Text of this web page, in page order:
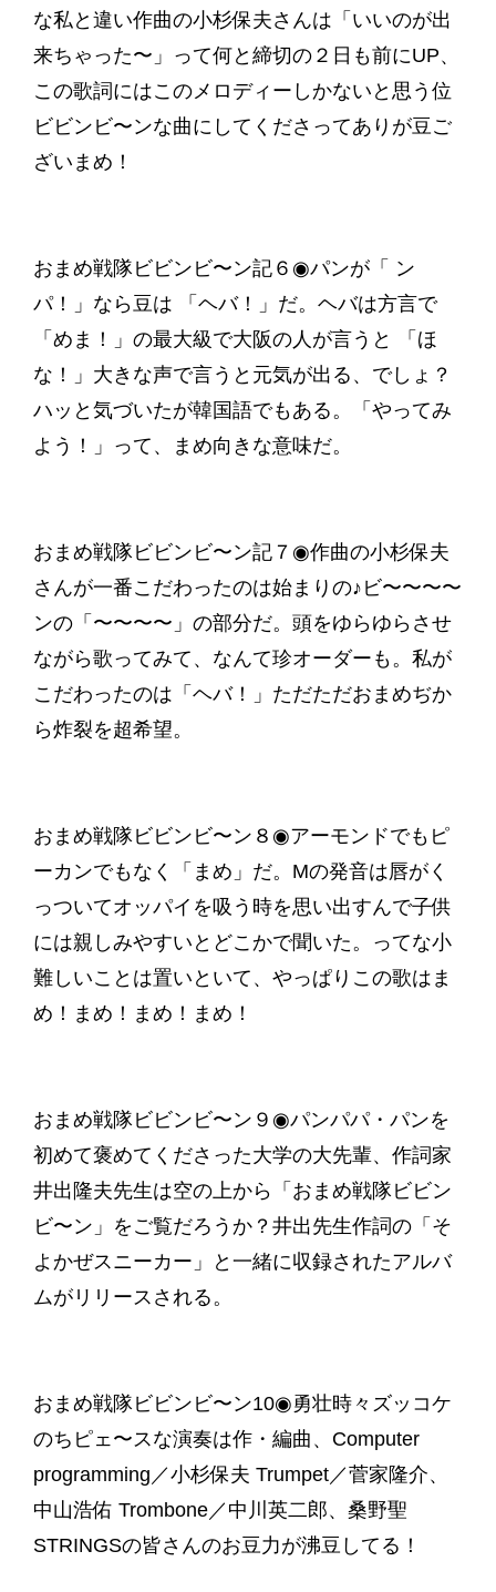
な私と違い作曲の小杉保夫さんは「いいのが出
来ちゃった〜」って何と締切の２日も前にUP、
この歌詞にはこのメロディーしかないと思う位
ビビンビ〜ンな曲にしてくださってありが豆ご
ざいまめ！
おまめ戦隊ビビンビ〜ン記６◉パンが「 ン
パ！」なら豆は 「ヘバ！」だ。ヘバは方言で
「めま！」の最大級で大阪の人が言うと 「ほ
な！」大きな声で言うと元気が出る、でしょ？
ハッと気づいたが韓国語でもある。「やってみ
よう！」って、まめ向きな意味だ。
おまめ戦隊ビビンビ〜ン記７◉作曲の小杉保夫
さんが一番こだわったのは始まりの♪ビ〜〜〜〜
ンの「〜〜〜〜」の部分だ。頭をゆらゆらさせ
ながら歌ってみて、なんて珍オーダーも。私が
こだわったのは「ヘバ！」ただただおまめぢか
ら炸裂を超希望。
おまめ戦隊ビビンビ〜ン８◉アーモンドでもピ
ーカンでもなく「まめ」だ。Mの発音は唇がく
っついてオッパイを吸う時を思い出すんで子供
には親しみやすいとどこかで聞いた。ってな小
難しいことは置いといて、やっぱりこの歌はま
め！まめ！まめ！まめ！
おまめ戦隊ビビンビ〜ン９◉パンパパ・パンを
初めて褒めてくださった大学の大先輩、作詞家
井出隆夫先生は空の上から「おまめ戦隊ビビン
ビ〜ン」をご覧だろうか？井出先生作詞の「そ
よかぜスニーカー」と一緒に収録されたアルバ
ムがリリースされる。
おまめ戦隊ビビンビ〜ン10◉勇壮時々ズッコケ
のちピェ〜スな演奏は作・編曲、Computer
programming／小杉保夫 Trumpet／菅家隆介、
中山浩佑 Trombone／中川英二郎、桑野聖
STRINGSの皆さんのお豆力が沸豆してる！